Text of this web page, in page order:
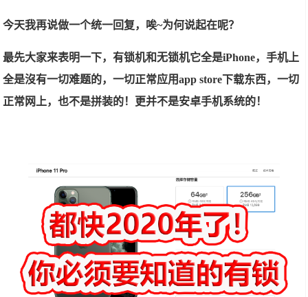
今天我再说做一个统一回复，唉~为何说起在呢？
最先大家来表明一下，有锁机和无锁机它全是iPhone，手机上
全是沒有一切难题的，一切正常应用app store下载东西，一切
正常网上，也不是拼装的！更并不是安卓手机系统的！